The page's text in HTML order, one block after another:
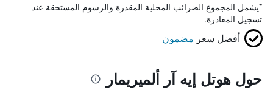
*يشمل المجموع الضرائب المحلية المقدرة والرسوم المستحقة عند
تسجيل المغادرة.
أفضل سعر مضمون
حول هوتل إيه آر ألميريمار